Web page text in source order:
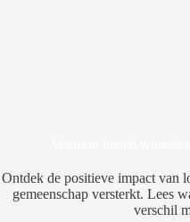
Ontdek de positieve impact van
gemeenschap versterkt. Lees
verschil